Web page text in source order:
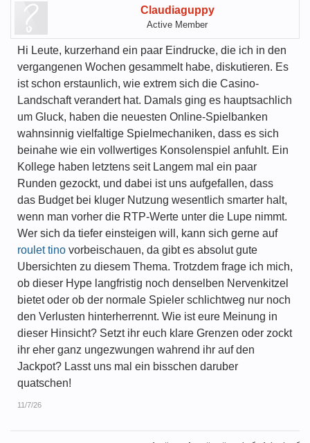
Claudiaguppy
Active Member
Hi Leute, kurzerhand ein paar Eindrucke, die ich in den
vergangenen Wochen gesammelt habe, diskutieren. Es
ist schon erstaunlich, wie extrem sich die Casino-
Landschaft verandert hat. Damals ging es hauptsachlich
um Gluck, haben die neuesten Online-Spielbanken
wahnsinnig vielfaltige Spielmechaniken, dass es sich
beinahe wie ein vollwertiges Konsolenspiel anfuhlt. Ein
Kollege haben letztens seit Langem mal ein paar
Runden gezockt, und dabei ist uns aufgefallen, dass
das Budget bei kluger Nutzung wesentlich smarter halt,
wenn man vorher die RTP-Werte unter die Lupe nimmt.
Wer sich da tiefer einsteigen will, kann sich gerne auf
roulet tino vorbeischauen, da gibt es absolut gute
Ubersichten zu diesem Thema. Trotzdem frage ich mich,
ob dieser Hype langfristig noch denselben Nervenkitzel
bietet oder ob der normale Spieler schlichtweg nur noch
den Verlusten hinterherrennt. Wie ist eure Meinung in
dieser Hinsicht? Setzt ihr euch klare Grenzen oder zockt
ihr eher ganz ungezwungen wahrend ihr auf den
Jackpot? Lasst uns mal ein bisschen daruber
quatschen!
11/7/26